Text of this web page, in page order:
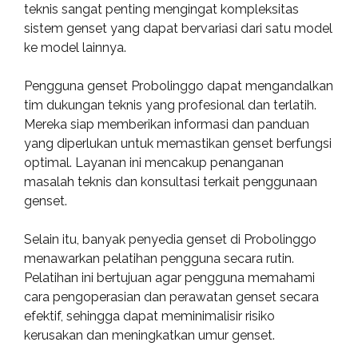
teknis sangat penting mengingat kompleksitas
sistem genset yang dapat bervariasi dari satu model
ke model lainnya.
Pengguna genset Probolinggo dapat mengandalkan
tim dukungan teknis yang profesional dan terlatih.
Mereka siap memberikan informasi dan panduan
yang diperlukan untuk memastikan genset berfungsi
optimal. Layanan ini mencakup penanganan
masalah teknis dan konsultasi terkait penggunaan
genset.
Selain itu, banyak penyedia genset di Probolinggo
menawarkan pelatihan pengguna secara rutin.
Pelatihan ini bertujuan agar pengguna memahami
cara pengoperasian dan perawatan genset secara
efektif, sehingga dapat meminimalisir risiko
kerusakan dan meningkatkan umur genset.